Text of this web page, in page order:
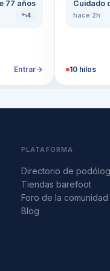
77 años
4
Entrar
Cuidado
hace 2h
10 hilos
PLATAFORMA
Directorio de
Tiendas barefoot
Foro de la comunidad
Blog